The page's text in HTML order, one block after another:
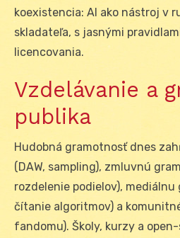
koexistencia: AI ako nástroj v
skladateľa, s jasnými
licencovania.
Vzdelávanie a
publika
Hudobná gramotnosť dnes
(DAW, sampling), zmluvnú
rozdelenie podielov),
čítanie algoritmov) a
fandomu). Školy, kurzy a